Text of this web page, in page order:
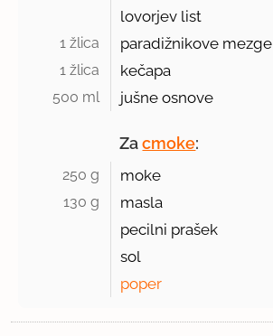
lovorjev list
1 žlica paradižnikove mezge
1 žlica kečapa
500 ml jušne osnove
Zacmoke:
250 g moke
130 g
masla
pecilni prašek
sol
poper